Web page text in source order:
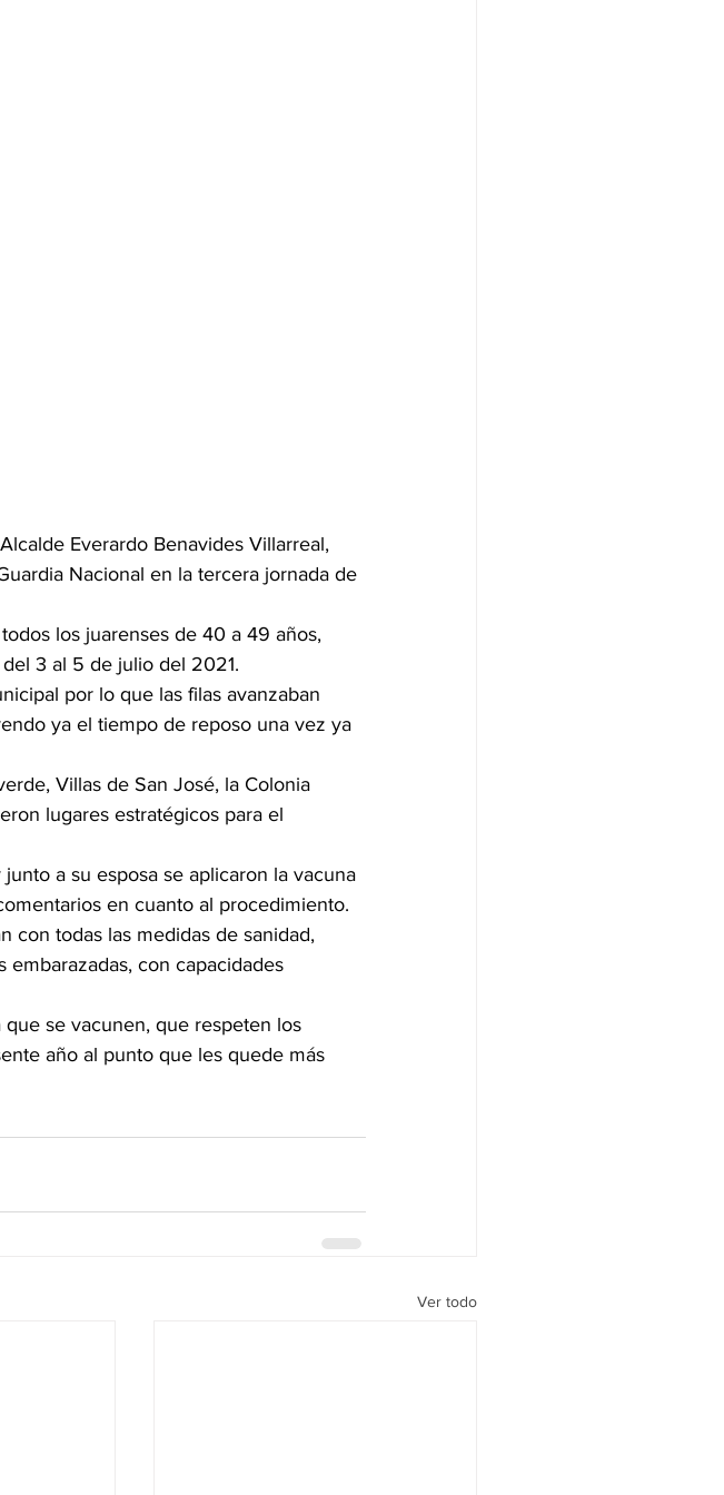
Everardo Benavides Villarreal,
Nacional en la tercera jornada de
los juarenses de 40 a 49 años,
3 al 5 de julio del 2021.
por lo que las filas avanzaban
ya el tiempo de reposo una vez ya
Villas de San José, la Colonia
lugares estratégicos para el
a su esposa se aplicaron la vacuna
en cuanto al procedimiento.
con todas las medidas de sanidad,
con capacidades
se vacunen, que respeten los
año al punto que les quede más
Ver todo